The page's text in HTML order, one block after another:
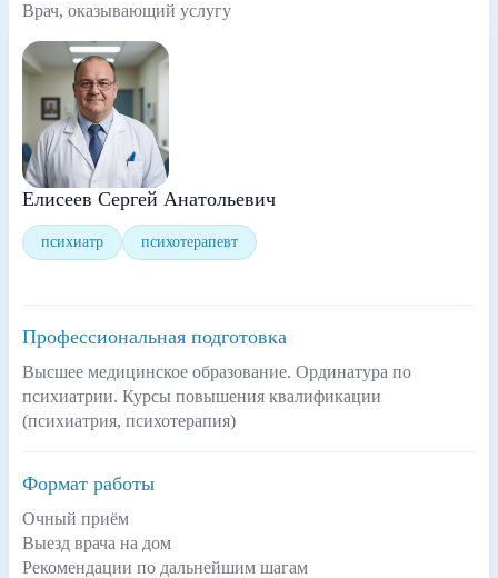
Врач, оказывающий услугу
Елисеев Сергей Анатольевич
психиатр психотерапевт
Профессиональная подготовка
Высшее медицинское образование. Ординатура по
психиатрии. Курсы повышения квалификации
(психиатрия, психотерапия)
Формат работы
Очный приём
Выезд врача на дом
Рекомендации по дальнейшим шагам